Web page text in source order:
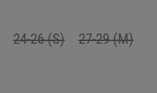
24-26 (S)
27-29 (M)